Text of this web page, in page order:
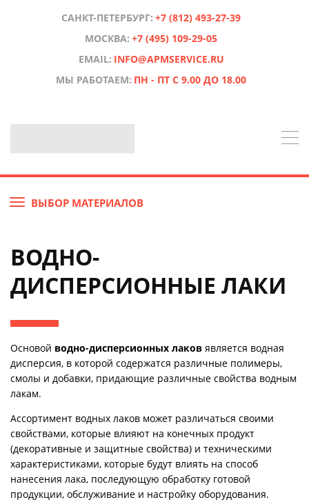
САНКТ-ПЕТЕРБУРГ: +7 (812) 493-27-39
МОСКВА: +7 (495) 109-29-05
EMAIL: INFO@APMSERVICE.RU
МЫ РАБОТАЕМ: ПН - ПТ С 9.00 ДО 18.00
ВЫБОР МАТЕРИАЛОВ
ВОДНО-
ДИСПЕРСИОННЫЕ ЛАКИ
Основой водно-дисперсионных лаков является водная
дисперсия, в которой содержатся различные полимеры,
смолы и добавки, придающие различные свойства водным
лакам.
Ассортимент водных лаков может различаться своими
свойствами, которые влияют на конечных продукт
(декоративные и защитные свойства) и техническими
характеристиками, которые будут влиять на способ
нанесения лака, последующую обработку готовой
продукции, обслуживание и настройку оборудования.